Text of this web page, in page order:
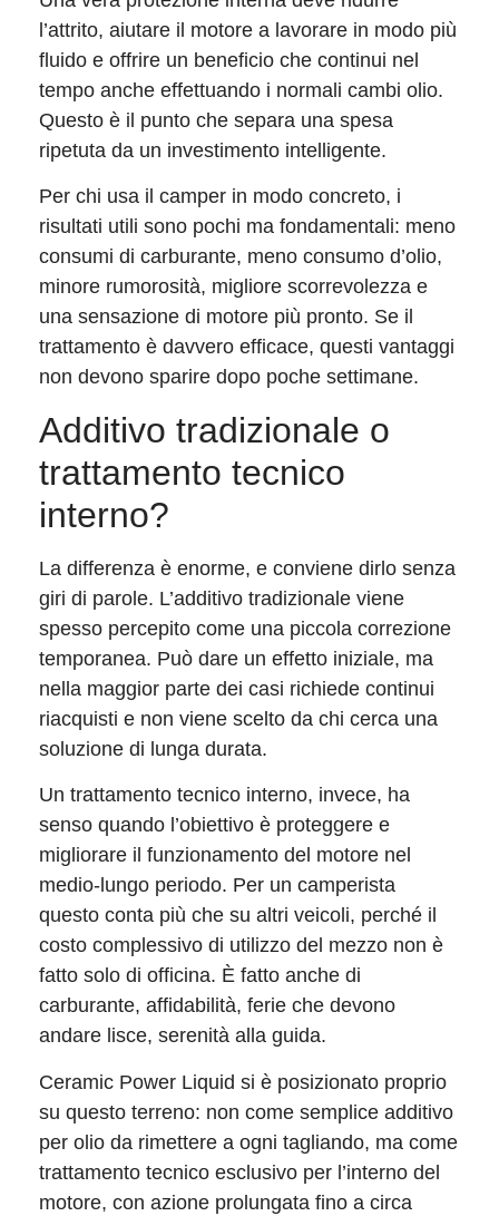
l’attrito, aiutare il motore a lavorare in modo più
fluido e offrire un beneficio che continui nel
tempo anche effettuando i normali cambi olio.
Questo è il punto che separa una spesa
ripetuta da un investimento intelligente.
Per chi usa il camper in modo concreto, i
risultati utili sono pochi ma fondamentali: meno
consumi di carburante, meno consumo d’olio,
minore rumorosità, migliore scorrevolezza e
una sensazione di motore più pronto. Se il
trattamento è davvero efficace, questi vantaggi
non devono sparire dopo poche settimane.
Additivo tradizionale o
trattamento tecnico
interno?
La differenza è enorme, e conviene dirlo senza
giri di parole. L’additivo tradizionale viene
spesso percepito come una piccola correzione
temporanea. Può dare un effetto iniziale, ma
nella maggior parte dei casi richiede continui
riacquisti e non viene scelto da chi cerca una
soluzione di lunga durata.
Un trattamento tecnico interno, invece, ha
senso quando l’obiettivo è proteggere e
migliorare il funzionamento del motore nel
medio-lungo periodo. Per un camperista
questo conta più che su altri veicoli, perché il
costo complessivo di utilizzo del mezzo non è
fatto solo di officina. È fatto anche di
carburante, affidabilità, ferie che devono
andare lisce, serenità alla guida.
Ceramic Power Liquid si è posizionato proprio
su questo terreno: non come semplice additivo
per olio da rimettere a ogni tagliando, ma come
trattamento tecnico esclusivo per l’interno del
motore, con azione prolungata fino a circa